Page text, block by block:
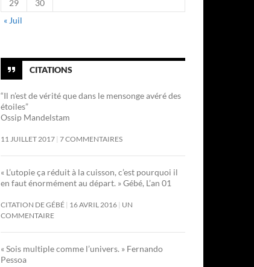
29
30
« Juil
CITATIONS
“Il n’est de vérité que dans le mensonge avéré des
étoiles”
Ossip Mandelstam
11 JUILLET 2017 7 COMMENTAIRES
« L’utopie ça réduit à la cuisson, c’est pourquoi il
en faut énormément au départ. » Gébé, L’an 01
CITATION DE GÉBÉ 16 AVRIL 2016 UN
COMMENTAIRE
« Sois multiple comme l’univers. » Fernando
Pessoa